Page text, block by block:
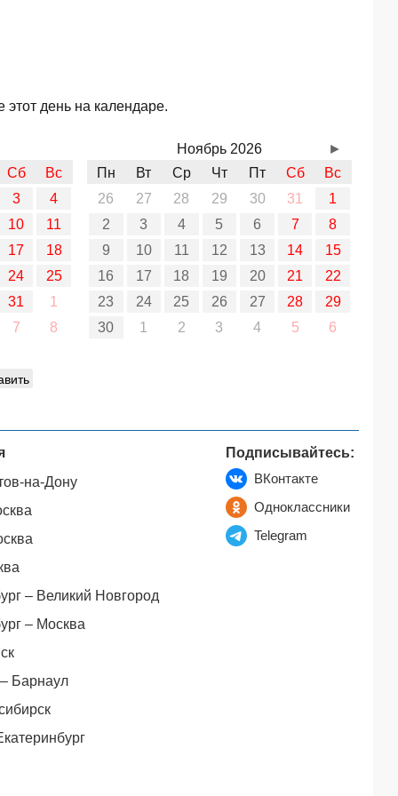
день на календаре.
Сб
Вс
3
4
10
11
17
18
24
25
31
1
7
8
Ноябрь 2026
Пн
Вт Ср Чт Пт Сб
Вс
26
27 28 29 30 31
1
2
3 4 5 6 7
8
9
10 11 12 13 14
15
16
17 18 19 20 21
22
23
24 25 26 27 28
29
30
1 2 3 4 5 6
►
на-Дону
– Великий Новгород
– Москва
Барнаул
Подписывайтесь:
ВКонтакте
Одноклассники
Telegram